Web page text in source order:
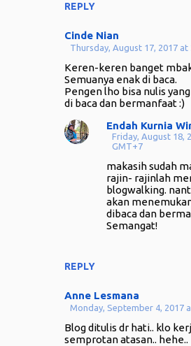
REPLY
Cinde Nian
Thursday, August 17, 2017 at
Keren-keren banget
Semuanya enak di baca.
Pengen lho bisa nulis
di baca dan bermanfaat :)
REPLY
Endah Kurnia
Friday, August 18,
GMT+7
makasih sudah
rajin- rajinlah
blogwalking.
akan
dibaca dan
Semangat!
Anne Lesmana
Monday, September 4, 2017
Blog ditulis dr hati.. klo
semprotan atasan.. hehe..